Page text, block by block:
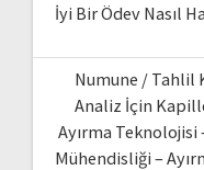
İyi Bir Ödev Nasıl
Numune / Tahlil
Analiz İçin
Ayırma Teknolojisi
Mühendisliği –